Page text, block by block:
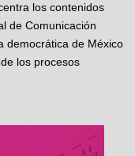
los contenidos
de Comunicación
democrática de México
los procesos